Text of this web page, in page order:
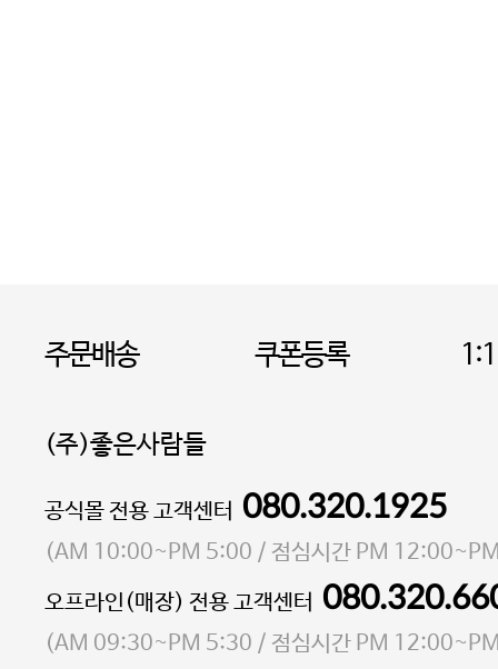
주문배송 쿠폰등록
(주)좋은사람들
대표 이성현,박영환| 개인정보관리책임자 김상현
소재지 서울특별시 마포구 마포대로4다길 41 마포
통신판매업 신고번호 2023-서울마포-3931호
사업자등록번호 105-81-58242
공식몰 전용 고객센터 080.320.1925
(AM 10:00~PM 5:00 / 점심시간 PM
오프라인(매장) 전용 고객센터
(AM 09:30~PM 5:30 / 점심시간 PM